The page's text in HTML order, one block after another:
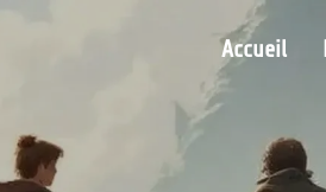
Accueil